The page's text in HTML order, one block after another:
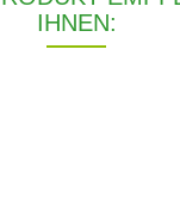
IHNEN: